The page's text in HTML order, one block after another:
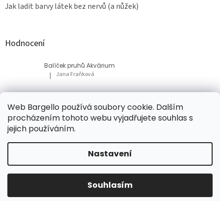
Web Bargello používá soubory cookie. Dalším
procházením tohoto webu vyjadřujete souhlas s
jejich používáním.
Nastavení
Souhlasím
Jak ladit barvy látek bez nervů (a nůžek)
Hodnocení
Balíček pruhů Akvárium
Hodnocení produktu je 5 z 5 hvězdiček.
| Jana Fraňková
Balíček Lesní med
Hodnocení produktu je 5 z 5 hvězdiček.
| Tatiana Bacikova
Vytvořil Shoptet
Bargello. Všechna práva vyhrazena.